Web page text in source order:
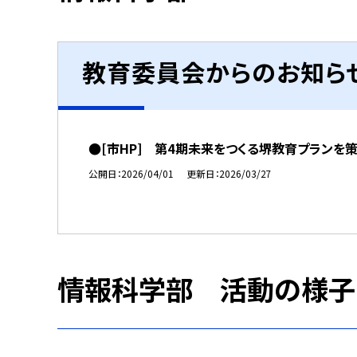
教育委員会からのお知ら
●[市HP] 第4期未来をつくる堺教育プランを策
公開日 2026/04/01 更新日 2026/03/27
情報科学部 活動の様子